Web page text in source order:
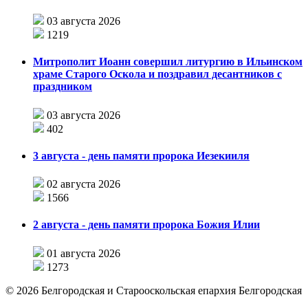
03 августа 2026
1219
Митрополит Иоанн совершил литургию в Ильинском
храме Старого Оскола и поздравил десантников с
праздником
03 августа 2026
402
3 августа - день памяти пророка Иезекииля
02 августа 2026
1566
2 августа - день памяти пророка Божия Илии
01 августа 2026
1273
© 2026 Белгородская и Старооскольская епархия Белгородская